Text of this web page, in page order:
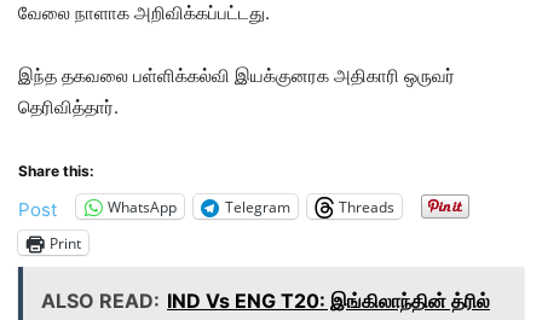
வேலை நாளாக அறிவிக்கப்பட்டது.
இந்த தகவலை பள்ளிக்கல்வி இயக்குனரக அதிகாரி ஒருவர்
தெரிவித்தார்.
Share this:
Post WhatsApp Telegram
Threads
Print
ALSO READ: IND Vs ENG T20: இங்கிலாந்தின் த்ரில்